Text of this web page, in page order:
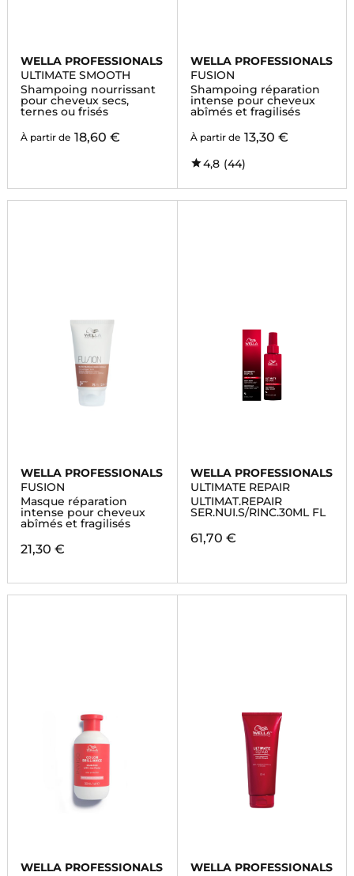
WELLA PROFESSIONALS
ULTIMATE SMOOTH
Shampoing nourrissant
pour cheveux secs,
ternes ou frisés
À partir de 18,60 €
WELLA PROFESSIONALS
FUSION
Shampoing réparation
intense pour cheveux
abîmés et fragilisés
À partir de 13,30 €
4,8 (44)
WELLA PROFESSIONALS
FUSION
Masque réparation
intense pour cheveux
abîmés et fragilisés
21,30 €
WELLA PROFESSIONALS
ULTIMATE REPAIR
ULTIMAT.REPAIR
SER.NUI.S/RINC.30ML FL
61,70 €
WELLA PROFESSIONALS
WELLA PROFESSIONALS